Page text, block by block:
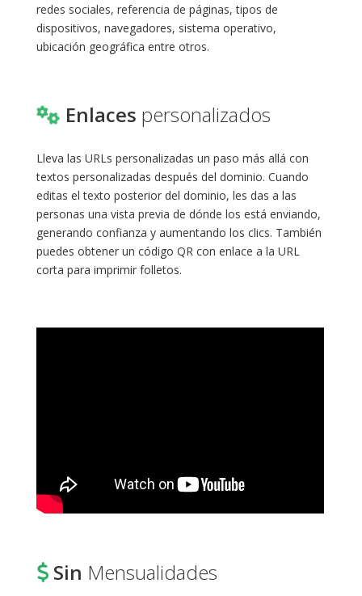
redes sociales, referencia de páginas, tipos de
dispositivos, navegadores, sistema operativo,
ubicación geográfica entre otros.
Enlaces personalizados
Lleva las URLs personalizadas un paso más allá con
textos personalizadas después del dominio. Cuando
editas el texto posterior del dominio, les das a las
personas una vista previa de dónde los está enviando,
generando confianza y aumentando los clics. También
puedes obtener un código QR con enlace a la URL
corta para imprimir folletos.
Sin Mensualidades